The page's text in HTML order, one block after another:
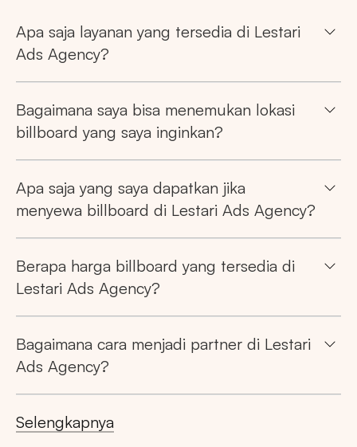
Tips: Pilih Semua Provinsiuntuk melihat
semua titik iklan kami
Market populer
DKI JAKARTA BALI SUMATERA UTARA
JAWA BARAT
Apa saja layanan yang tersedia di Lestari
Ads Agency?
Bagaimana saya bisa menemukan lokasi
billboard yang saya inginkan?
Apa saja yang saya dapatkan jika
menyewa billboard di Lestari Ads Agency?
Berapa harga billboard yang tersedia di
Lestari Ads Agency?
Bagaimana cara menjadi partner di Lestari
Ads Agency?
Selengkapnya